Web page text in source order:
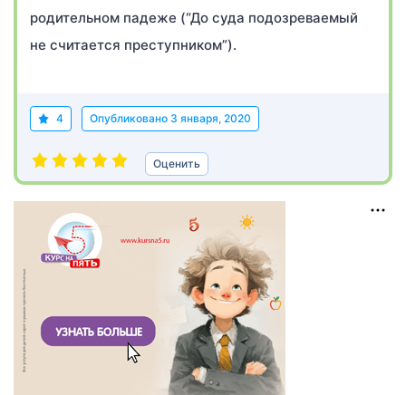
родительном падеже (“До суда подозреваемый
не считается преступником”).
4 Опубликовано 3 января, 2020
Оценить